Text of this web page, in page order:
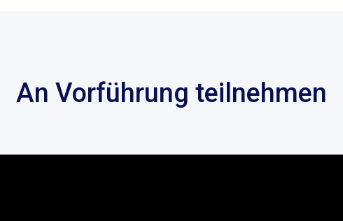
An Vorführung teilnehmen